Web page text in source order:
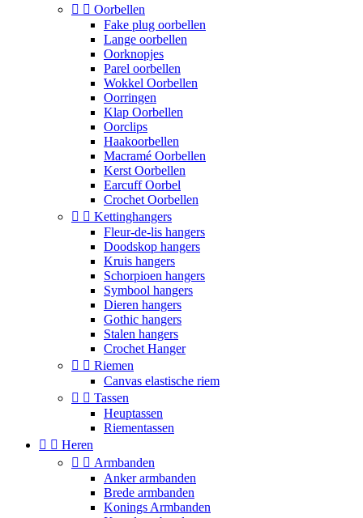
  Oorbellen
Fake plug oorbellen
Lange oorbellen
Oorknopjes
Parel oorbellen
Wokkel Oorbellen
Oorringen
Klap Oorbellen
Oorclips
Haakoorbellen
Macramé Oorbellen
Kerst Oorbellen
Earcuff Oorbel
Crochet Oorbellen
  Kettinghangers
Fleur-de-lis hangers
Doodskop hangers
Kruis hangers
Schorpioen hangers
Symbool hangers
Dieren hangers
Gothic hangers
Stalen hangers
Crochet Hanger
  Riemen
Canvas elastische riem
  Tassen
Heuptassen
Riementassen
  Heren
  Armbanden
Anker armbanden
Brede armbanden
Konings Armbanden